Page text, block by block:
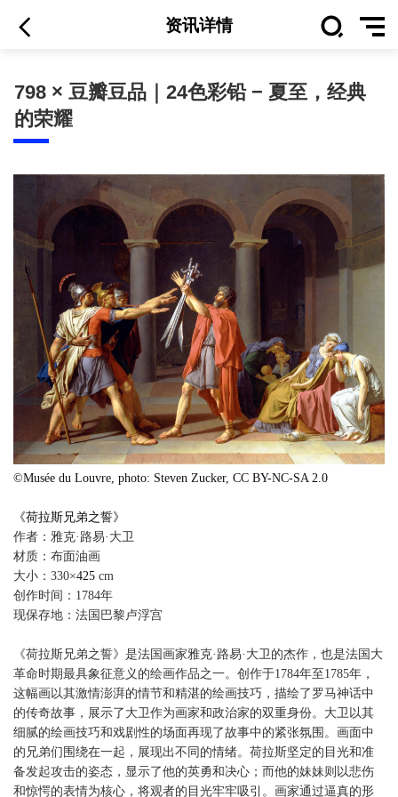
资讯详情
798 × 豆瓣豆品｜24色彩铅 − 夏至，经典
的荣耀
©Musée du Louvre, photo: Steven Zucker, CC BY-NC-SA 2.0
《荷拉斯兄弟之誓》
作者：雅克·路易·大卫
材质：布面油画
创作时间：1784年
现保存地：法国巴黎卢浮宫
《荷拉斯兄弟之誓》是法国画家雅克·路易·大卫的杰作，也是
革命时期最具象征意义的绘画作品之一。创作于1784年至1785
这幅画以其激情澎湃的情节和精湛的绘画技巧，描绘了罗马神
的传奇故事，展示了大卫作为画家和政治家的双重身份。大卫